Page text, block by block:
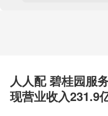
人人配 碧桂园服
现营业收入231.9